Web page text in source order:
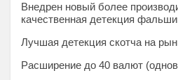
Внедрен новый более
качественная детекция
Лучшая детекция скотча на
Расширение до 40 валют